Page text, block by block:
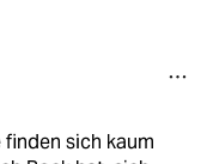
sich kaum